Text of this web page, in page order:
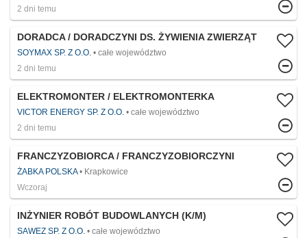
2 dni temu
DORADCA / DORADCZYNI DS. ŻYWIENIA ZWIERZĄT
SOYMAX SP. Z O.O.
całe województwo
2 dni temu
ELEKTROMONTER / ELEKTROMONTERKA
VICTOR ENERGY SP. Z O.O.
całe województwo
2 dni temu
FRANCZYZOBIORCA / FRANCZYZOBIORCZYNI
ŻABKA POLSKA
Krapkowice
Wczoraj
INŻYNIER ROBÓT BUDOWLANYCH (K/M)
SAWEZ SP. Z O.O.
całe województwo